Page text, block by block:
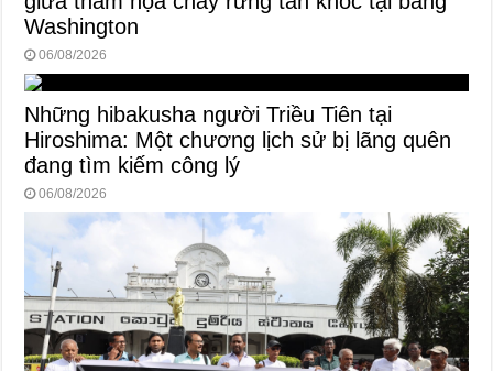
Washington
06/08/2026
Những hibakusha người Triều Tiên tại
Hiroshima: Một chương lịch sử bị lãng quên
đang tìm kiếm công lý
06/08/2026